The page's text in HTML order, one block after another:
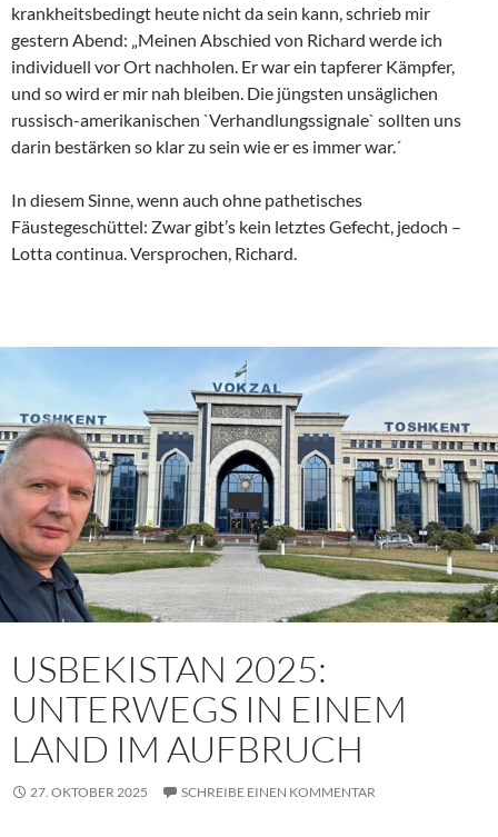
krankheitsbedingt heute nicht da sein kann, schrieb mir
gestern Abend: „Meinen Abschied von Richard werde ich
individuell vor Ort nachholen. Er war ein tapferer Kämpfer,
und so wird er mir nah bleiben. Die jüngsten unsäglichen
russisch-amerikanischen `Verhandlungssignale` sollten uns
darin bestärken so klar zu sein wie er es immer war.´
In diesem Sinne, wenn auch ohne pathetisches
Fäustegeschüttel: Zwar gibt’s kein letztes Gefecht, jedoch –
Lotta continua. Versprochen, Richard.
USBEKISTAN 2025:
UNTERWEGS IN EINEM
LAND IM AUFBRUCH
27. OKTOBER 2025 SCHREIBE EINEN KOMMENTAR